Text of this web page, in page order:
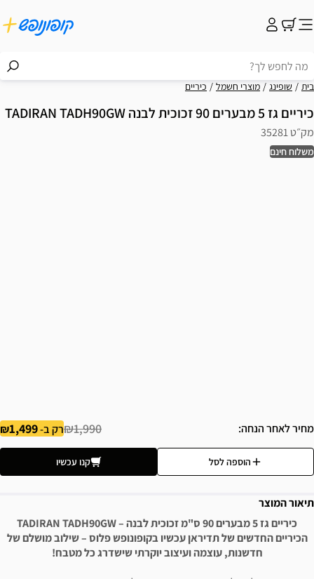
בית שופינג מוצרי חשמל כיריים
כיריים גז 5 מבערים 90 זכוכית לבנה TADIRAN TADH90GW
מק״ט 35281
משלוח חינם
מחיר לאחר הנחה ₪1,990רק ב-1,499
הוספה לסל קנו עכשיו
תיאור המוצר
כיריים גז 5 מבערים 90 ס"מ זכוכית לבנה – TADIRAN TADH90GW
הכיריים החדשים של תדיראן עכשיו בקופונופש פלוס – שילוב מושלם של
חדשנות, עוצמה ועיצוב יוקרתי שישדרג כל מטבח!